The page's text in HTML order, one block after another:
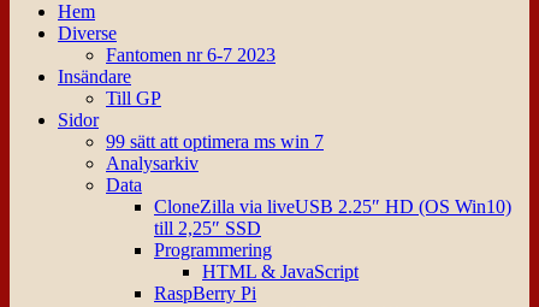
Hem
Diverse
Fantomen nr 6-7 2023
Insändare
Till GP
Sidor
99 sätt att optimera ms win 7
Analysarkiv
Data
CloneZilla via liveUSB 2.25″ HD (OS Win10)
till 2,25″ SSD
Programmering
HTML & JavaScript
RaspBerry Pi